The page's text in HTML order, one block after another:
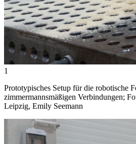
1
Prototypisches Setup für die robotische
zimmermannsmäßigen Verbindungen;
Leipzig, Emily Seemann